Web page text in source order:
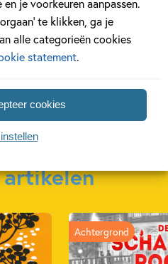
te klikken, ga je
alle categorieën cookies
statement.
cookies
de
Achtergrond